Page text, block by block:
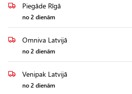
Piegāde Rīgā
no 2 dienām
Omniva Latvijā
no 2 dienām
Venipak Latvijā
no 2 dienām